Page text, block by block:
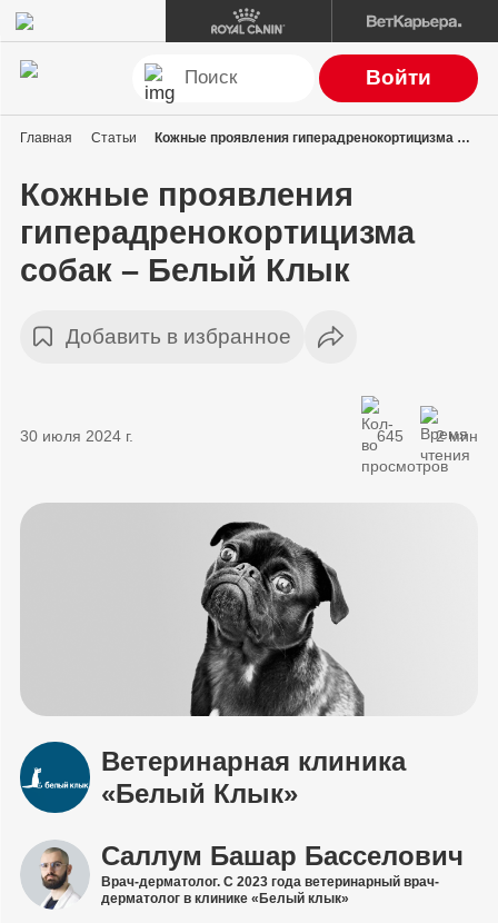
Войти
Главная Статьи Кожные проявления гиперадренокортицизма собак – Белый Клык
Кожные проявления
гиперадренокортицизма
собак – Белый Клык
Добавить в избранное
30 июля 2024 г. 645 2 мин
Ветеринарная клиника
«Белый Клык»
Саллум Башар Басселович
Врач-дерматолог. С 2023 года ветеринарный врач-
дерматолог в клинике «Белый клык»